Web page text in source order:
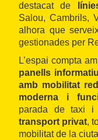
destacat de
Salou, Cambrils,
alhora que
gestionades per
L’espai compta
panells
amb mobilitat
moderna i
parada de taxi
transport privat,
mobilitat de la